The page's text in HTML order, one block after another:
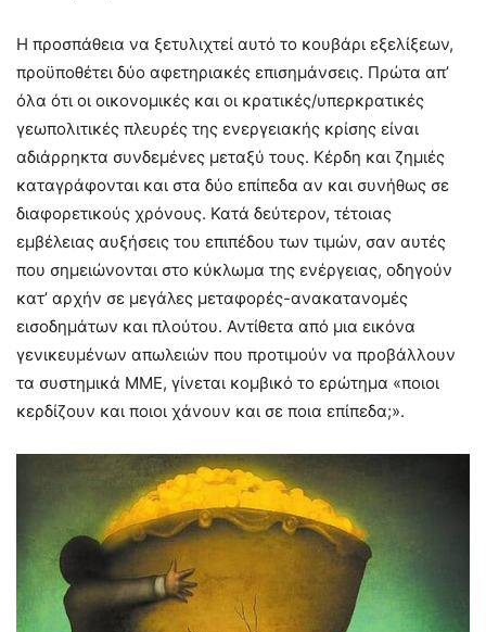
Η προσπάθεια να ξετυλιχτεί αυτό το κουβάρι εξελίξεων,
προϋποθέτει δύο αφετηριακές επισημάνσεις. Πρώτα απ’
όλα ότι οι οικονομικές και οι κρατικές/υπερκρατικές
γεωπολιτικές πλευρές της ενεργειακής κρίσης είναι
αδιάρρηκτα συνδεμένες μεταξύ τους. Κέρδη και ζημιές
καταγράφονται και στα δύο επίπεδα αν και συνήθως σε
διαφορετικούς χρόνους. Κατά δεύτερον, τέτοιας
εμβέλειας αυξήσεις του επιπέδου των τιμών, σαν αυτές
που σημειώνονται στο κύκλωμα της ενέργειας, οδηγούν
κατ’ αρχήν σε μεγάλες μεταφορές-ανακατανομές
εισοδημάτων και πλούτου. Αντίθετα από μια εικόνα
γενικευμένων απωλειών που προτιμούν να προβάλλουν
τα συστημικά ΜΜΕ, γίνεται κομβικό το ερώτημα «ποιοι
κερδίζουν και ποιοι χάνουν και σε ποια επίπεδα;».